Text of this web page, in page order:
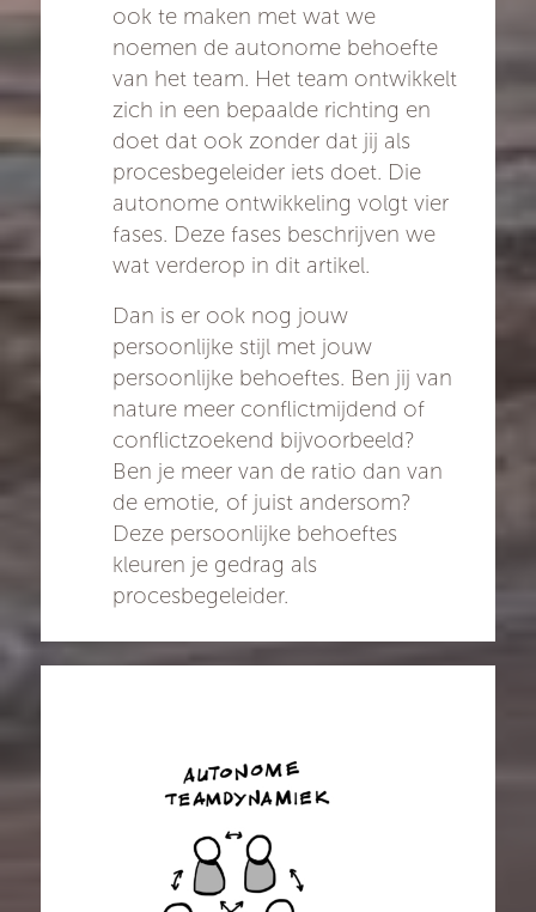
ook te maken met wat we
noemen de autonome behoefte
van het team. Het team ontwikkelt
zich in een bepaalde richting en
doet dat ook zonder dat jij als
procesbegeleider iets doet. Die
autonome ontwikkeling volgt vier
fases. Deze fases beschrijven we
wat verderop in dit artikel.
Dan is er ook nog jouw
persoonlijke stijl met jouw
persoonlijke behoeftes. Ben jij van
nature meer conflictmijdend of
conflictzoekend bijvoorbeeld?
Ben je meer van de ratio dan van
de emotie, of juist andersom?
Deze persoonlijke behoeftes
kleuren je gedrag als
procesbegeleider.